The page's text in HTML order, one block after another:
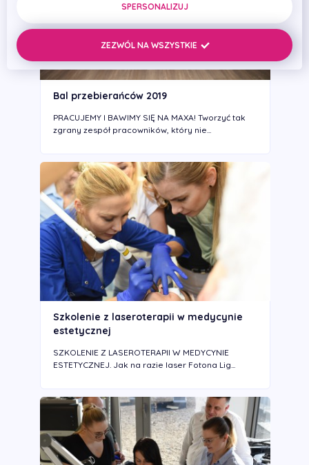
Bal przebierańców 2019
PRACUJEMY I BAWIMY SIĘ NA MAXA! Tworzyć tak
zgrany zespół pracowników, który nie...
Szkolenie z laseroterapii w medycynie
estetycznej
SZKOLENIE Z LASEROTERAPII W MEDYCYNIE
ESTETYCZNEJ. Jak na razie laser Fotona Lig...
SPERSONALIZUJ
ZEZWÓL NA WSZYSTKIE